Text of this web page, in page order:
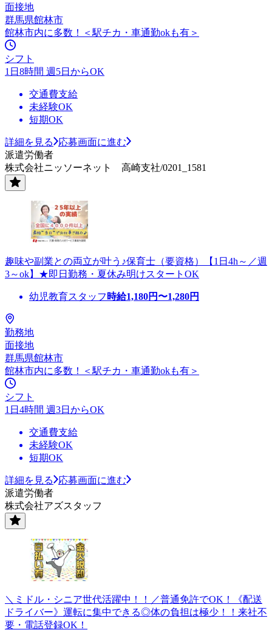
面接地
群馬県館林市
館林市内に多数！＜駅チカ・車通勤okも有＞
シフト
1日8時間 週5日からOK
交通費支給
未経験OK
短期OK
詳細を見る
応募画面に進む
派遣労働者
株式会社ニッソーネット 高崎支社/0201_1581
趣味や副業との両立が叶う♪保育士（要資格）【1日4h～／週
3～ok】★即日勤務・夏休み明けスタートOK
幼児教育スタッフ 時給1,180円〜1,280円
勤務地
面接地
群馬県館林市
館林市内に多数！＜駅チカ・車通勤okも有＞
シフト
1日4時間 週3日からOK
交通費支給
未経験OK
短期OK
詳細を見る
応募画面に進む
派遣労働者
株式会社アズスタッフ
＼ミドル・シニア世代活躍中！！／普通免許でOK！《配送
ドライバー》運転に集中できる◎体の負担は極少！！来社不
要・電話登録OK！